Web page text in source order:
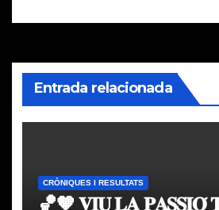
Entrada relacionada
CRÒNIQUES I RESULTATS
🏀🧡 𝐕𝐈𝐔 𝐋𝐀